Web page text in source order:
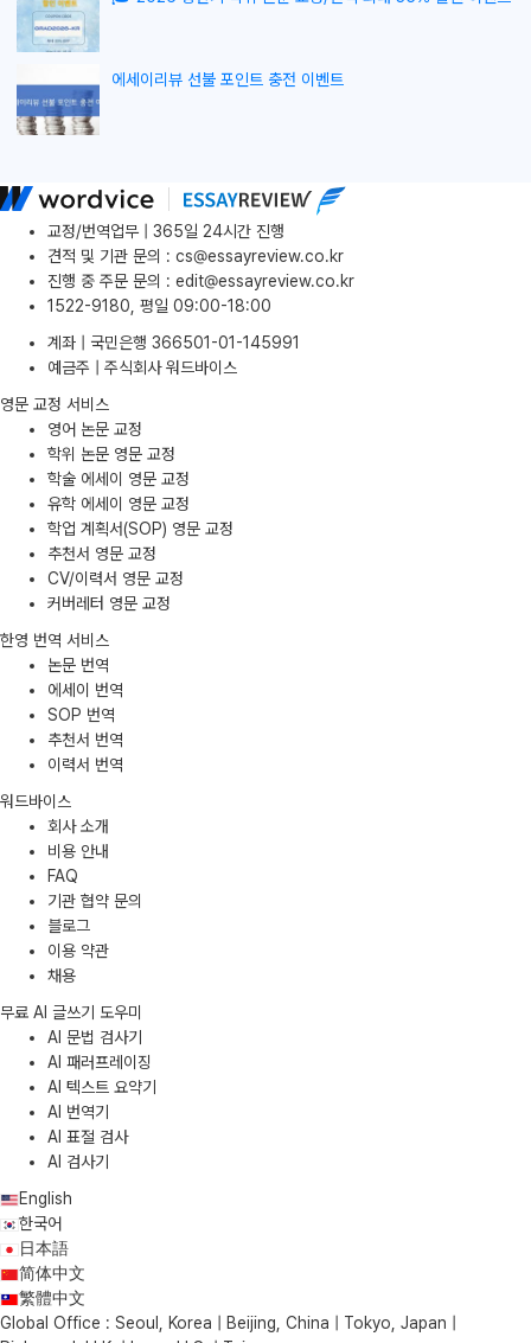
에세이리뷰 선불 포인트 충전 이벤트
교정/번역업무 | 365일 24시간 진행
견적 및 기관 문의 : cs@essayreview.co.kr
진행 중 주문 문의 : edit@essayreview.co.kr
1522-9180, 평일 09:00-18:00
계좌 | 국민은행 366501-01-145991
예금주 | 주식회사 워드바이스
영문 교정 서비스
영어 논문 교정
학위 논문 영문 교정
학술 에세이 영문 교정
유학 에세이 영문 교정
학업 계획서(SOP) 영문 교정
추천서 영문 교정
CV/이력서 영문 교정
커버레터 영문 교정
한영 번역 서비스
논문 번역
에세이 번역
SOP 번역
추천서 번역
이력서 번역
워드바이스
회사 소개
비용 안내
FAQ
기관 협약 문의
블로그
이용 약관
채용
무료 AI 글쓰기 도우미
AI 문법 검사기
AI 패러프레이징
AI 텍스트 요약기
AI 번역기
AI 표절 검사
AI 검사기
English
한국어
日本語
简体中文
繁體中文
Global Office : Seoul, Korea | Beijing, China | Tokyo, Japan |